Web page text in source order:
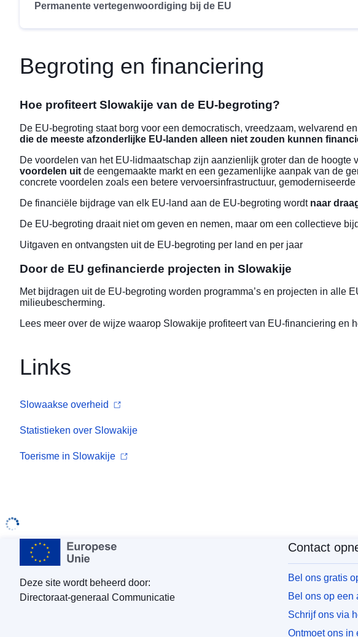
Permanente vertegenwoordiging bij de EU
Begroting en financiering
Hoe profiteert Slowakije van de EU-begroting?
De EU-begroting staat borg voor een democratisch, vreedzaam, welvarend
die de meeste afzonderlijke EU-landen alleen niet zouden kunnen
De voordelen van het EU-lidmaatschap zijn aanzienlijk groter dan de
voordelen uit de eengemaakte markt en een gezamenlijke aanpak van de
concrete voordelen zoals een betere vervoersinfrastructuur,
De financiële bijdrage van elk EU-land aan de EU-begroting wordt naar
De EU-begroting draait niet om geven en nemen, maar om een collectieve
Uitgaven en ontvangsten uit de EU-begroting per land en per jaar
Door de EU gefinancierde projecten in Slowakije
Met bijdragen uit de EU-begroting worden programma’s en projecten in
milieubescherming.
Lees meer over de wijze waarop Slowakije profiteert van EU-financiering en
Links
Slowaakse overheid
Statistieken over Slowakije
Toerisme in Slowakije
Deze site wordt beheerd door:
Directoraat-generaal Communicatie
Contact
Bel ons gratis
Bel ons op een
Schrijf ons via
Ontmoet ons in